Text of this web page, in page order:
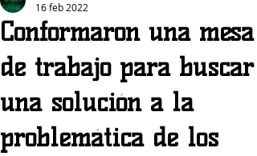
Conformaron una mesa
de trabajo para buscar
una solución a la
problemática de los
16 feb 2022